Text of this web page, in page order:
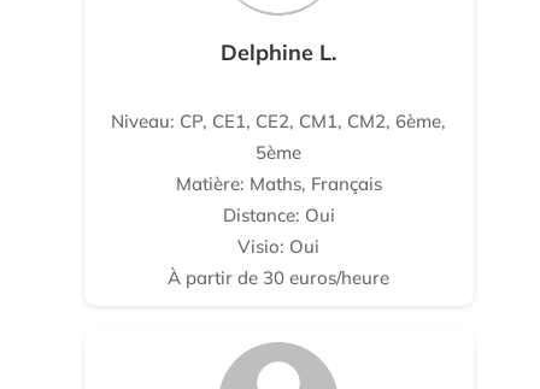
Delphine L.
Niveau: CP, CE1, CE2, CM1, CM2, 6ème,
5ème
Matière: Maths, Français
Distance: Oui
Visio: Oui
À partir de 30 euros/heure